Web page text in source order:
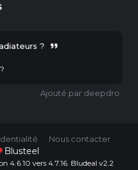
?
deepdro
Nous contacter
Blusteel
4.6.10 vers 4.7.16. Bludeal v2.2